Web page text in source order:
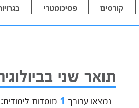
קורסים פסיכומטרי
תואר שני
נמצאו עבורך 1 מוסדות לימודים: